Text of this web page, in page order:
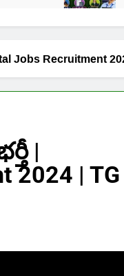
Jobs Recruitment
|
2024 | TG